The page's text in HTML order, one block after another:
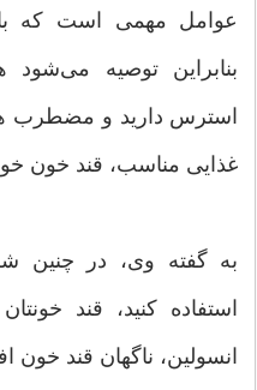
عوامل مهمی است كه
بنابراین توصیه
استرس دارید و مضطرب
غذایی مناسب، قند خون
به گفته وی، در چنین
استفاده كنید، قند
انسولین، ناگهان قند